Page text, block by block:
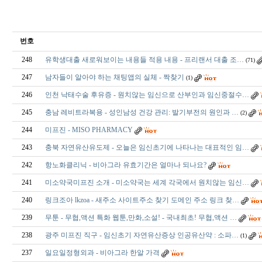
번호
248 유학생대출 새로워보이는 내용들 적용 내용 - 프리랜서 대출 조… (71)
247 남자들이 알아야 하는 채팅앱의 실체 - 짝찾기 (1)
246 인천 낙태수술 후유증 - 원치않는 임신으로 산부인과 임신중절수…
245 충남 레­비트라복용 - 성인남성 건강 관리: 발기부전의 원인과 … (2)
244 미프진 - MISO PHARMACY
243 충북 자연유산유도제 - 오늘은 임신초기에 나타나는 대표적인 임…
242 항노화클리닉 - 비아그라 유효기간은 얼마나 되나요?
241 미소약국미프진 소개 - 미소약국는 세계 각국에서 원치않는 임신…
240 링크조아 lkzoa - 새주소 사이트주소 찾기 도메인 주소 링크 찾…
239 무툰 - 무협,액션 특화 웹툰,만화,소설! - 국내최초! 무협,액션 …
238 광주 미­프진 직구 - 임신초기 자연유산증상 인공유산약 : 소파… (1)
237 일요일정형외과 - 비아그라 한알 가격